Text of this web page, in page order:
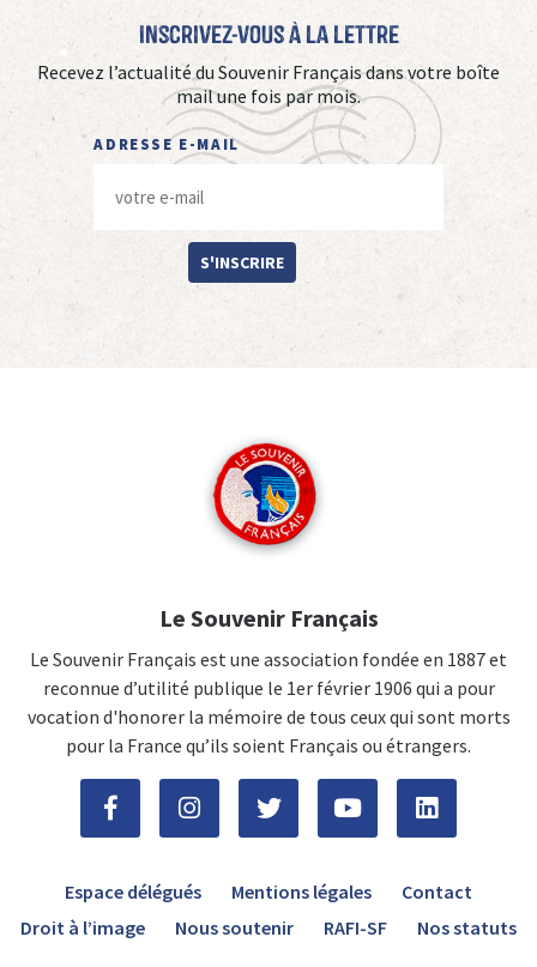
Inscrivez-vous à La Lettre
Recevez l’actualité du Souvenir Français dans votre boîte
mail une fois par mois.
ADRESSE E-MAIL
S'INSCRIRE
Le Souvenir Français
Le Souvenir Français est une association fondée en 1887 et
reconnue d’utilité publique le 1er février 1906 qui a pour
vocation d'honorer la mémoire de tous ceux qui sont morts
pour la France qu’ils soient Français ou étrangers.
Espace délégués Mentions légales
Contact
Droit à l’image
Nous soutenir RAFI-SF Nos statuts